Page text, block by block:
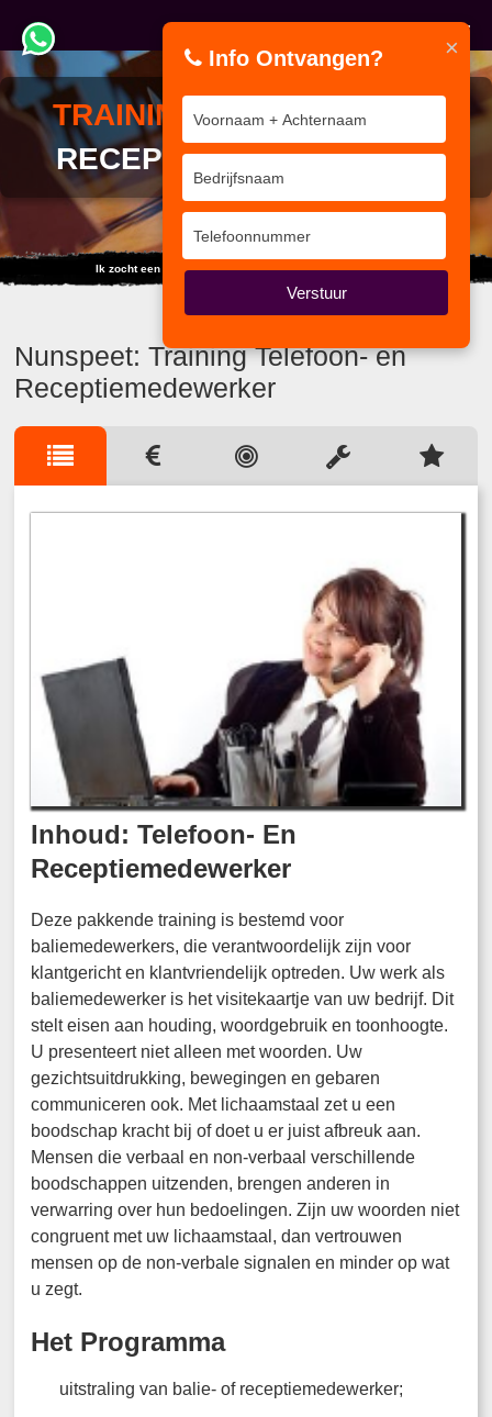
TRAININGTELEFOON- EN
RECEPTIEMEDEWERKER
Ik zocht een training... maar vond duizend internet sites.
Nunspeet: Training Telefoon- en
Receptiemedewerker
Inhoud: Telefoon- En
Receptiemedewerker
Deze pakkende training is bestemd voor
baliemedewerkers, die verantwoordelijk zijn voor
klantgericht en klantvriendelijk optreden. Uw werk als
baliemedewerker is het visitekaartje van uw bedrijf. Dit
stelt eisen aan houding, woordgebruik en toonhoogte.
U presenteert niet alleen met woorden. Uw
gezichtsuitdrukking, bewegingen en gebaren
communiceren ook. Met lichaamstaal zet u een
boodschap kracht bij of doet u er juist afbreuk aan.
Mensen die verbaal en non-verbaal verschillende
boodschappen uitzenden, brengen anderen in
verwarring over hun bedoelingen. Zijn uw woorden niet
congruent met uw lichaamstaal, dan vertrouwen
mensen op de non-verbale signalen en minder op wat
u zegt.
Het Programma
uitstraling van balie- of receptiemedewerker;
×
Info Ontvangen?
Verstuur